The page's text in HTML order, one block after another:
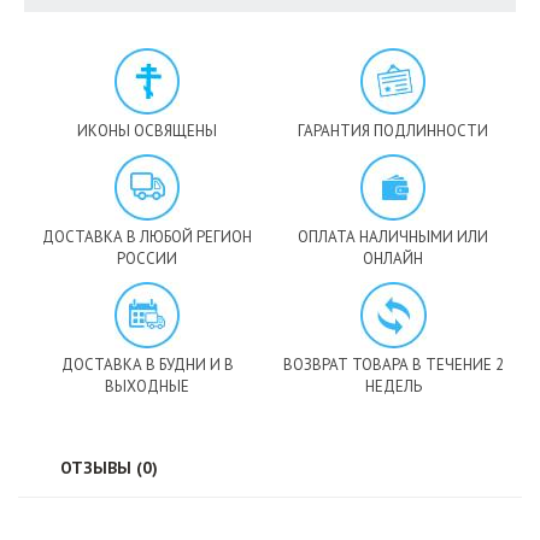
ИКОНЫ ОСВЯЩЕНЫ ГАРАНТИЯ ПОДЛИННОСТИ
ДОСТАВКА В ЛЮБОЙ РЕГИОН
РОССИИ
ОПЛАТА НАЛИЧНЫМИ ИЛИ
ОНЛАЙН
ДОСТАВКА В БУДНИ И В
ВЫХОДНЫЕ
ВОЗВРАТ ТОВАРА В ТЕЧЕНИЕ 2
НЕДЕЛЬ
ОТЗЫВЫ (0)